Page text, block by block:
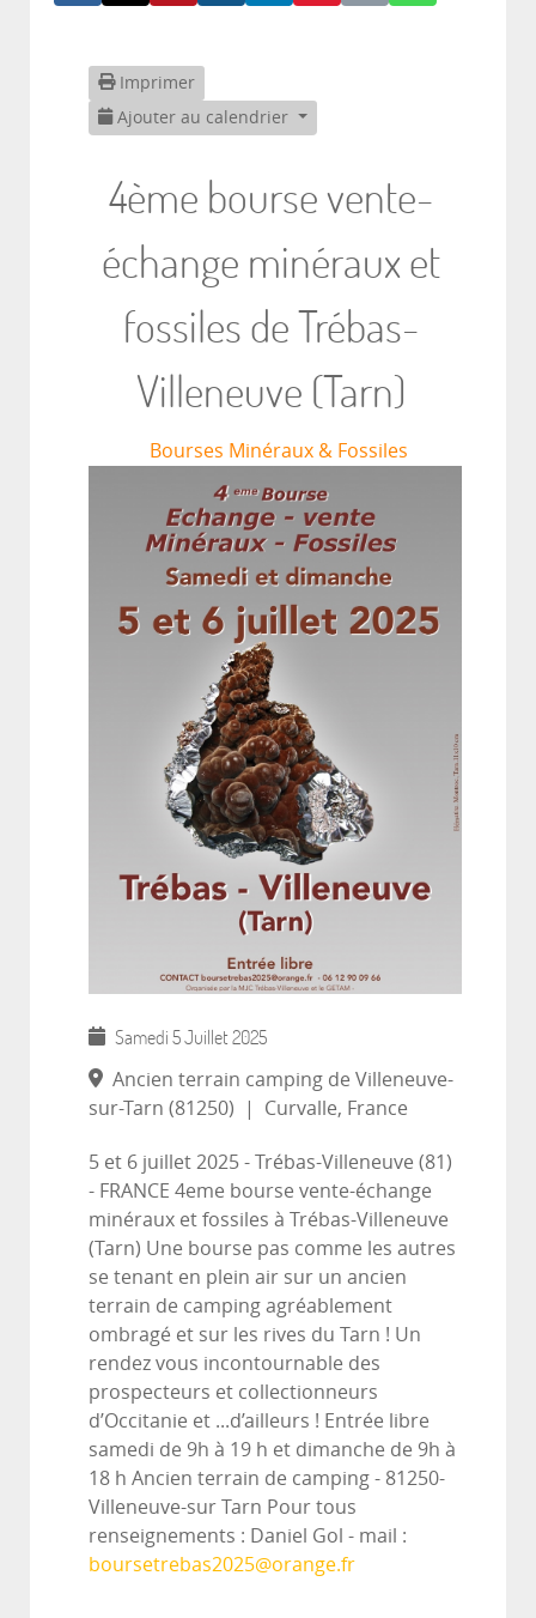
Imprimer
Ajouter au calendrier
4ème bourse vente-
échange minéraux et
fossiles de Trébas-
Villeneuve (Tarn)
Bourses Minéraux & Fossiles
Samedi 5 Juillet 2025
Ancien terrain camping de Villeneuve-
sur-Tarn (81250)
| Curvalle, France
5 et 6 juillet 2025 - Trébas-Villeneuve (81)
- FRANCE 4eme bourse vente-échange
minéraux et fossiles à Trébas-Villeneuve
(Tarn) Une bourse pas comme les autres
se tenant en plein air sur un ancien
terrain de camping agréablement
ombragé et sur les rives du Tarn ! Un
rendez vous incontournable des
prospecteurs et collectionneurs
d’Occitanie et ...d’ailleurs ! Entrée libre
samedi de 9h à 19 h et dimanche de 9h à
18 h Ancien terrain de camping - 81250-
Villeneuve-sur Tarn Pour tous
renseignements : Daniel Gol - mail :
boursetrebas2025@orange.fr